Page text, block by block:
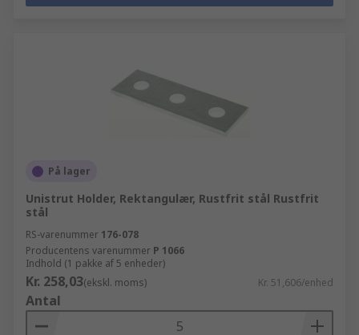
På lager
Unistrut Holder, Rektangulær, Rustfrit stål Rustfrit
stål
RS-varenummer 176-078
Producentens varenummer P 1066
Indhold (1 pakke af 5 enheder)
Kr. 258,03(ekskl. moms) Kr. 51,606/enhed
Antal